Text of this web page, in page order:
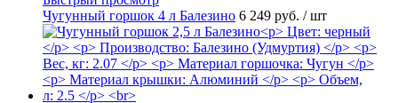
Чугунный горшок 4 л Балезино 6 249 руб. / шт